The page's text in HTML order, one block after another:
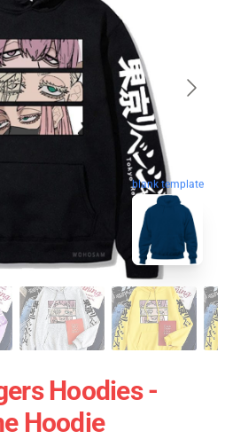
blank template
Hoodies -
Hoodie